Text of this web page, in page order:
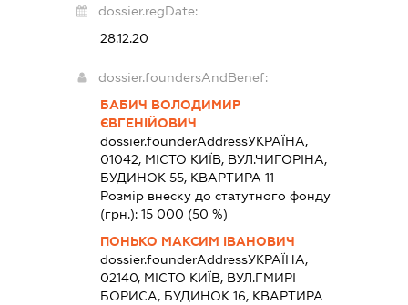
dossier.regDate:
28.12.20
dossier.foundersAndBenef:
БАБИЧ ВОЛОДИМИР
ЄВГЕНІЙОВИЧ
dossier.founderAddressУКРАЇНА,
01042, МІСТО КИЇВ, ВУЛ.ЧИГОРІНА,
БУДИНОК 55, КВАРТИРА 11
Розмір внеску до статутного фонду
(грн.): 15 000 (50 %)
ПОНЬКО МАКСИМ ІВАНОВИЧ
dossier.founderAddressУКРАЇНА,
02140, МІСТО КИЇВ, ВУЛ.ГМИРІ
БОРИСА, БУДИНОК 16, КВАРТИРА